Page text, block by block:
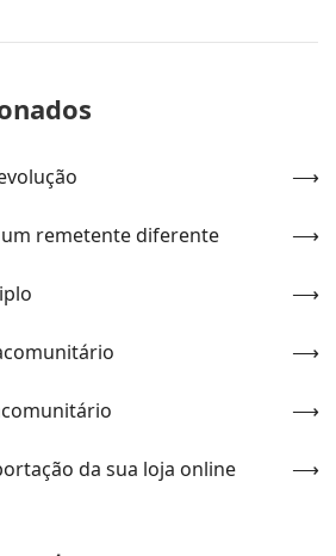
remetente diferente
da sua loja online